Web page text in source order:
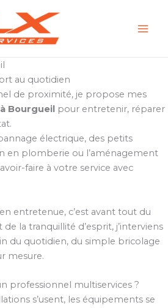
au quotidien
de proximité, je propose mes
Bourgueil pour entretenir, réparer
électrique, des petits
en plomberie ou l’aménagement
faire à votre service avec
entretenue, c’est avant tout du
la tranquillité d’esprit, j’interviens
du quotidien, du simple bricolage
mesure.
professionnel multiservices ?
s’usent, les équipements se